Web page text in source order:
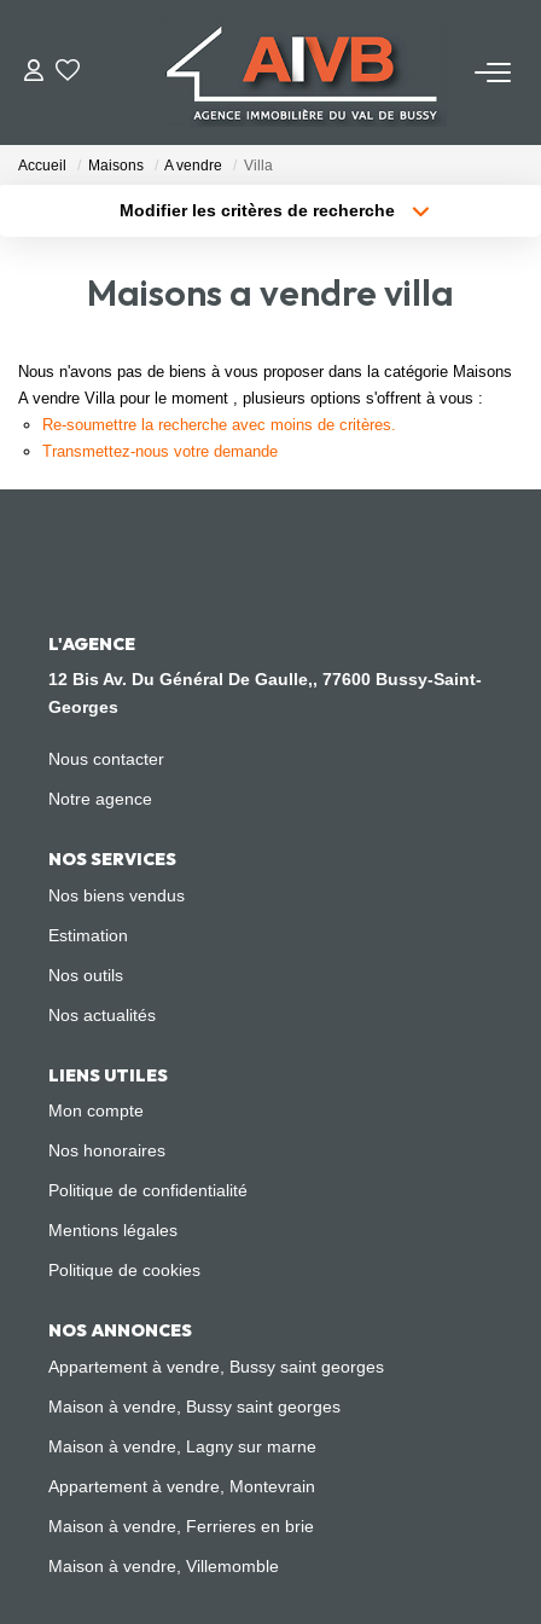
ACHETER
NOTRE AGENCE
Accueil Maisons A vendre Villa
Modifier les critères de recherche
Surface min Budget max
Plus de critères Créer une alerte
Maisons a vendre villa
Nous n'avons pas de biens à vous proposer dans la catégorie Maisons
A vendre Villa pour le moment , plusieurs options s'offrent à vous :
Re-soumettre la recherche avec moins de critères.
Transmettez-nous votre demande
L'AGENCE
12 Bis Av. Du Général De Gaulle,, 77600 Bussy-Saint-
Georges
Nous contacter
Notre agence
NOS SERVICES
Nos biens vendus
Estimation
Nos outils
Nos actualités
LIENS UTILES
Mon compte
Nos honoraires
Politique de confidentialité
Mentions légales
Politique de cookies
NOS ANNONCES
Appartement à vendre, Bussy saint georges
Maison à vendre, Bussy saint georges
Maison à vendre, Lagny sur marne
Appartement à vendre, Montevrain
Maison à vendre, Ferrieres en brie
Maison à vendre, Villemomble